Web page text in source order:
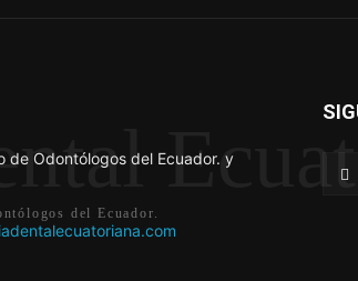
del Ecuador.
de Odontólogos del Ecuador. y